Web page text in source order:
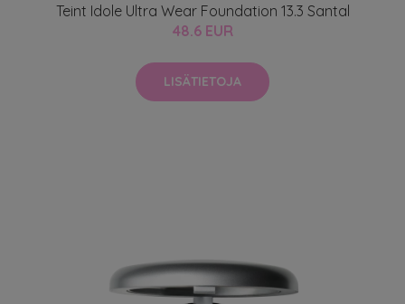
Teint Idole Ultra Wear Foundation 13.3 Santal
48.6 EUR
LISÄTIETOJA